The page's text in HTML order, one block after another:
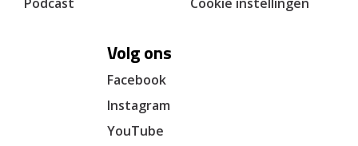
Volg ons
Facebook
Instagram
YouTube